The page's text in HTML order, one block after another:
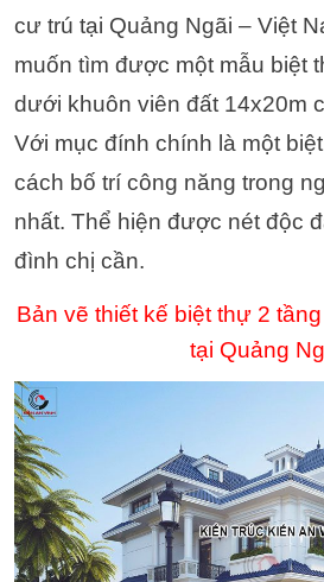
cư trú tại Quảng Ngãi – Việt
muốn tìm được một mẫu biệt
dưới khuôn viên đất 14x20m
Với mục đính chính là một
cách bố trí công năng trong
nhất. Thể hiện được nét độc
đình chị cần.
Bản vẽ thiết kế biệt thự 2
tại Quảng